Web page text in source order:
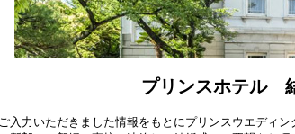
プリンスホテル
ご入力いただきました情報をもとにプリンスウエディ